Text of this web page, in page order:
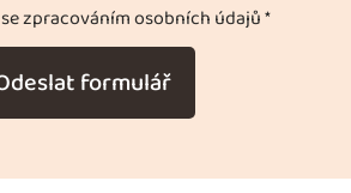
zpracováním osobních údajů *
formulář